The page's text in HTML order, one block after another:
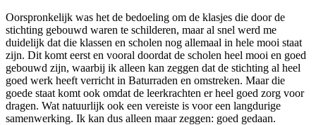
Oorspronkelijk was het de bedoeling om de klasjes die door de
stichting gebouwd waren te schilderen, maar al snel werd me
duidelijk dat die klassen en scholen nog allemaal in hele mooi staat
zijn. Dit komt eerst en vooral doordat de scholen heel mooi en goed
gebouwd zijn, waarbij ik alleen kan zeggen dat de stichting al heel
goed werk heeft verricht in Baturraden en omstreken. Maar die
goede staat komt ook omdat de leerkrachten er heel goed zorg voor
dragen. Wat natuurlijk ook een vereiste is voor een langdurige
samenwerking. Ik kan dus alleen maar zeggen: goed gedaan.